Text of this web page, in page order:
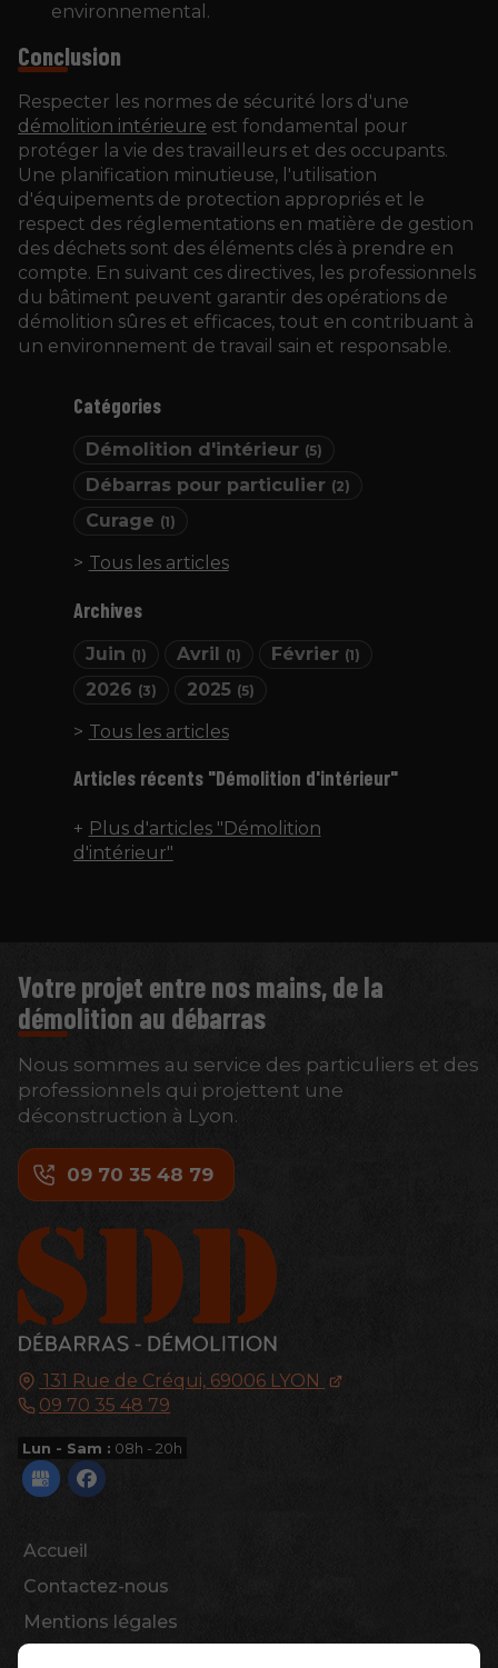
Catégories
Démolition d'intérieur (5)
Débarras pour particulier (2)
Curage (1)
Tous les articles
Archives
Juin (1) Avril (1) Février (1)
2026 (3) 2025 (5)
Tous les articles
Articles récents "Démolition d'intérieur"
Plus d'articles "Démolition
d'intérieur"
environnemental.
Conclusion
Respecter les normes de sécurité lors d'une
démolition intérieure est fondamental pour
protéger la vie des travailleurs et des occupants.
Une planification minutieuse, l'utilisation
d'équipements de protection appropriés et le
respect des réglementations en matière de gestion
des déchets sont des éléments clés à prendre en
compte. En suivant ces directives, les professionnels
du bâtiment peuvent garantir des opérations de
démolition sûres et efficaces, tout en contribuant à
un environnement de travail sain et responsable.
131 Rue de Créqui, 69006 LYON
09 70 35 48 79
Lun - Sam : 08h - 20h
Accueil
Contactez-nous
Mentions légales
Votre projet entre nos mains, de la
démolition au débarras
Nous sommes au service des particuliers et des
professionnels qui projettent une
déconstruction à Lyon.
09 70 35 48 79